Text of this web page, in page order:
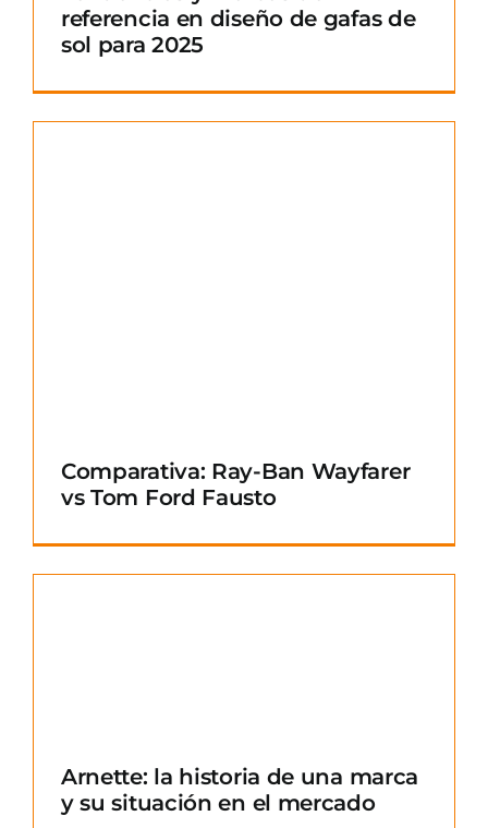
referencia en diseño de gafas de
sol para 2025
Comparativa: Ray-Ban Wayfarer
vs Tom Ford Fausto
Arnette: la historia de una marca
y su situación en el mercado